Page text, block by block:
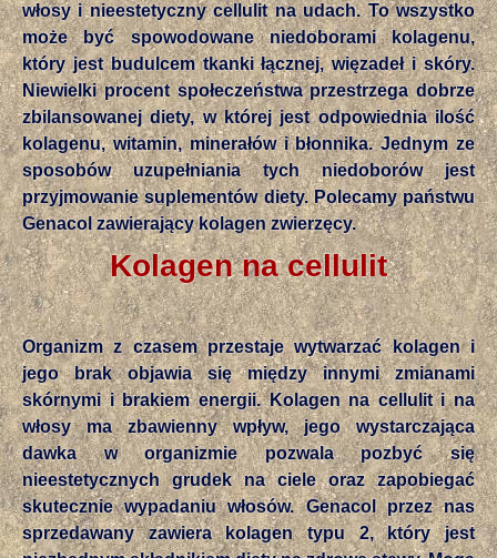
włosy i nieestetyczny cellulit na udach. To wszystko
może być spowodowane niedoborami kolagenu,
który jest budulcem tkanki łącznej, więzadeł i skóry.
Niewielki procent społeczeństwa przestrzega dobrze
zbilansowanej diety, w której jest odpowiednia ilość
kolagenu, witamin, minerałów i błonnika. Jednym ze
sposobów uzupełniania tych niedoborów jest
przyjmowanie suplementów diety. Polecamy państwu
Genacol zawierający kolagen zwierzęcy.
Kolagen na cellulit
Organizm z czasem przestaje wytwarzać kolagen i
jego brak objawia się między innymi zmianami
skórnymi i brakiem energii. Kolagen na cellulit i na
włosy ma zbawienny wpływ, jego wystarczająca
dawka w organizmie pozwala pozbyć się
nieestetycznych grudek na ciele oraz zapobiegać
skutecznie wypadaniu włosów. Genacol przez nas
sprzedawany zawiera kolagen typu 2, który jest